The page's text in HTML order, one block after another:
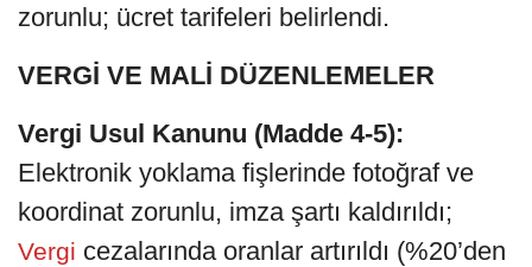
zorunlu; ücret tarifeleri belirlendi.
VERGİ VE MALİ DÜZENLEMELER
Vergi Usul Kanunu (Madde 4-5):
Elektronik yoklama fişlerinde fotoğraf ve
koordinat zorunlu, imza şartı kaldırıldı;
Vergi cezalarında oranlar artırıldı (%20’den